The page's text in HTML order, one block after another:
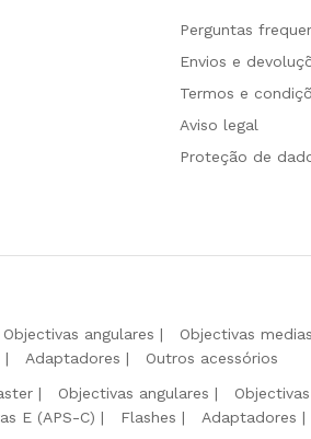
Perguntas
Envios e
Termos e
Aviso legal
Proteção de
Objectivas angulares Objectivas medias
Adaptadores
Outros acessórios
Objectivas angulares
E (APS-C) Flashes Adaptadores